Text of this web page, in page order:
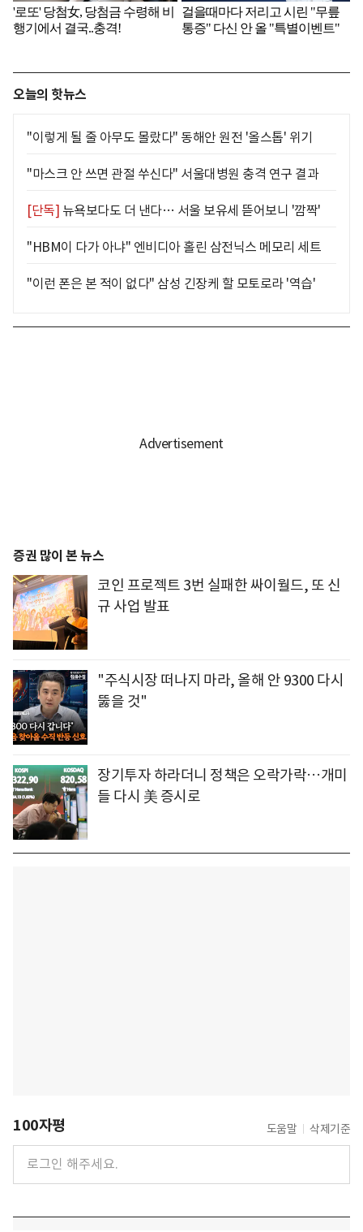
오늘의 핫뉴스
"이렇게 될 줄 아무도 몰랐다" 동해안 원전 '올스톱' 위기
"마스크 안 쓰면 관절 쑤신다" 서울대병원 충격 연구 결과
[단독] 뉴욕보다도 더 낸다… 서울 보유세 뜯어보니 '깜짝'
"HBM이 다가 아냐" 엔비디아 홀린 삼전닉스 메모리 세트
"이런 폰은 본 적이 없다" 삼성 긴장케 할 모토로라 '역습'
증권 많이 본 뉴스
코인 프로젝트 3번 실패한 싸이월드, 또 신
규 사업 발표
"주식시장 떠나지 마라, 올해 안 9300 다시
뚫을 것"
장기투자 하라더니 정책은 오락가락…개미
들 다시 美 증시로
100자평 도움말 삭제기준